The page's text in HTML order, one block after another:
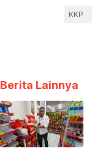
KKP
Berita Lainnya